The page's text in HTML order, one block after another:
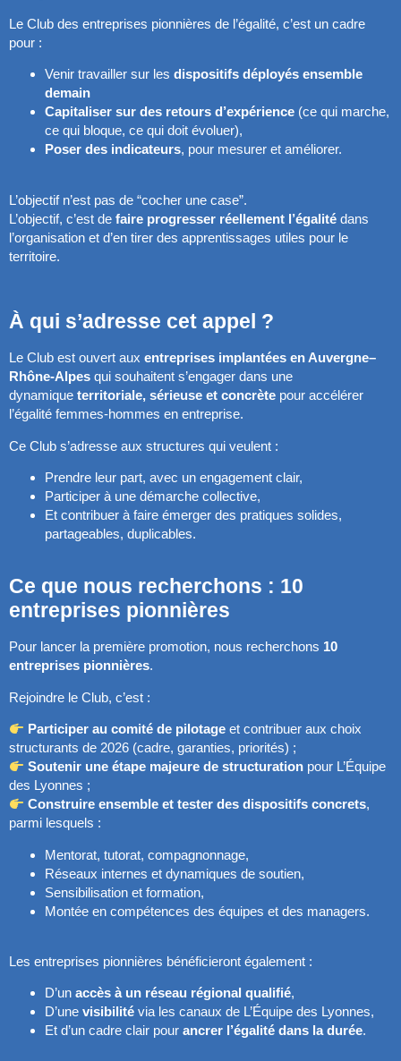
Le Club des entreprises pionnières de l’égalité, c’est un cadre
pour :
Venir travailler sur les dispositifs déployés ensemble
demain
Capitaliser sur des retours d’expérience (ce qui marche,
ce qui bloque, ce qui doit évoluer),
Poser des indicateurs, pour mesurer et améliorer.
L’objectif n’est pas de “cocher une case”.
L’objectif, c’est de faire progresser réellement l’égalité dans
l’organisation et d’en tirer des apprentissages utiles pour le
territoire.
À qui s’adresse cet appel ?
Le Club est ouvert aux entreprises implantées en Auvergne–
Rhône-Alpes qui souhaitent s’engager dans une
dynamique territoriale, sérieuse et concrète pour accélérer
l’égalité femmes-hommes en entreprise.
Ce Club s’adresse aux structures qui veulent :
Prendre leur part, avec un engagement clair,
Participer à une démarche collective,
Et contribuer à faire émerger des pratiques solides,
partageables, duplicables.
Ce que nous recherchons : 10
entreprises pionnières
Pour lancer la première promotion, nous recherchons 10
entreprises pionnières.
Rejoindre le Club, c’est :
Participer au comité de pilotage et contribuer aux choix
structurants de 2026 (cadre, garanties, priorités) ;
Soutenir une étape majeure de structuration pour L’Équipe
des Lyonnes ;
Construire ensemble et tester des dispositifs concrets,
parmi lesquels :
Mentorat, tutorat, compagnonnage,
Réseaux internes et dynamiques de soutien,
Sensibilisation et formation,
Montée en compétences des équipes et des managers.
Les entreprises pionnières bénéficieront également :
D’un accès à un réseau régional qualifié,
D’une visibilité via les canaux de L’Équipe des Lyonnes,
Et d’un cadre clair pour ancrer l’égalité dans la durée.